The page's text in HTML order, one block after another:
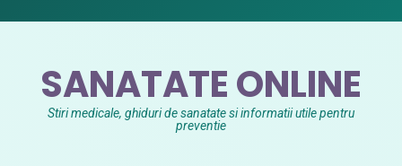
SANATATE ONLINE
Stiri medicale, ghiduri de sanatate si informatii utile pentru
preventie